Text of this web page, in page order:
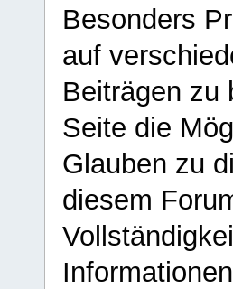
Besonders
auf
Beiträgen zu
Seite die
Glauben zu
diesem